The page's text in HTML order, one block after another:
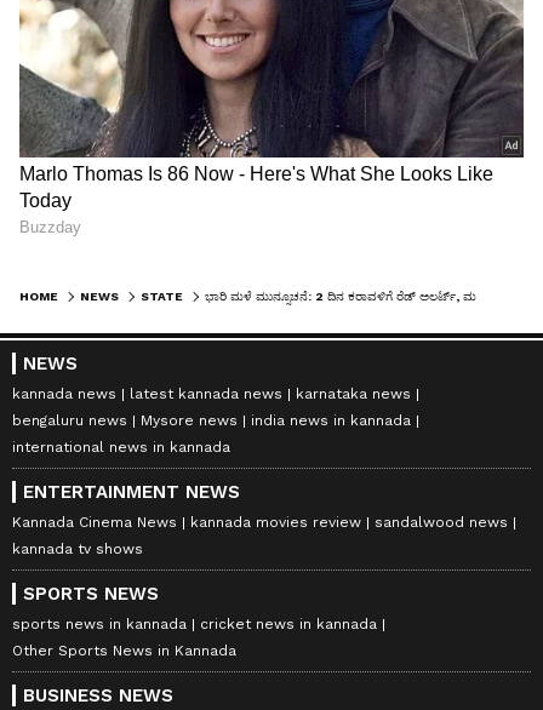
HOME NEWS STATE
NEWS
kannada news latest kannada news
karnataka news
bengaluru news
Mysore news
india news in kannada
international news in kannada
ENTERTAINMENT NEWS
Kannada Cinema News kannada movies review
sandalwood news
kannada tv shows
SPORTS NEWS
sports news in kannada
cricket news in kannada
Other Sports News in Kannada
BUSINESS NEWS